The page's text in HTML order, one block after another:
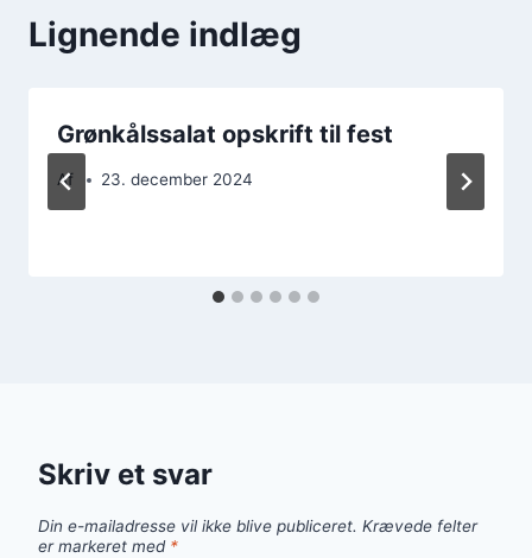
Lignende indlæg
Grønkålssalat opskrift til fest
Af 23. december 2024
Skriv et svar
Din e-mailadresse vil ikke blive publiceret. Krævede felter
er markeret med *